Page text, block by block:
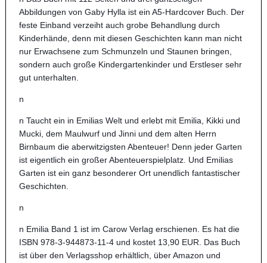
Abbildungen von Gaby Hylla ist ein A5-Hardcover Buch. Der
feste Einband verzeiht auch grobe Behandlung durch
Kinderhände, denn mit diesen Geschichten kann man nicht
nur Erwachsene zum Schmunzeln und Staunen bringen,
sondern auch große Kindergartenkinder und Erstleser sehr
gut unterhalten.
n
n Taucht ein in Emilias Welt und erlebt mit Emilia, Kikki und
Mucki, dem Maulwurf und Jinni und dem alten Herrn
Birnbaum die aberwitzigsten Abenteuer! Denn jeder Garten
ist eigentlich ein großer Abenteuerspielplatz. Und Emilias
Garten ist ein ganz besonderer Ort unendlich fantastischer
Geschichten.
n
n Emilia Band 1 ist im Carow Verlag erschienen. Es hat die
ISBN 978-3-944873-11-4 und kostet 13,90 EUR. Das Buch
ist über den Verlagsshop erhältlich, über Amazon und